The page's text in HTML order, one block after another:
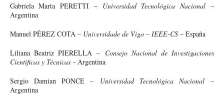
Gabriela Marta PERETTI – Universidad Tecnológica Nacional–
Argentina
Manuel PÉREZ COTA – Universidade de Vigo – IEEE-CS– España
Liliana Beatriz PIERELLA – Consejo Nacional de Investigaciones
Científicas y Técnicas- Argentina
Sergio Damian PONCE – Universidad Tecnológica Nacional–
Argentina